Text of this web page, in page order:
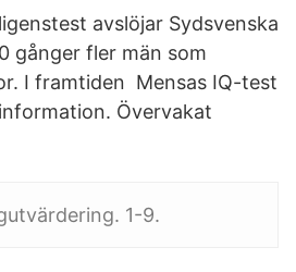
avslöjar Sydsvenska
gånger fler män som
I framtiden Mensas IQ-test
Övervakat
1-9.